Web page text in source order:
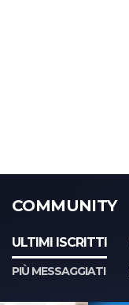
COMMUNITY
ULTIMI ISCRITTI
PIÙ MESSAGGIATI